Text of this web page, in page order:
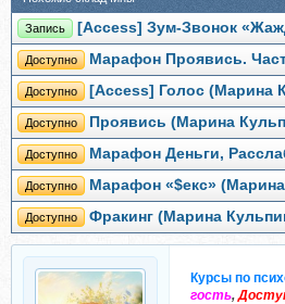
Запись [Access] Зум-Звонок
Доступно Марафон Проявись.
Доступно [Access] Голос (Марина
Доступно Проявись (Марина
Доступно Марафон Деньги,
Доступно Марафон «$екс»
Доступно Фракинг (Марина
Курсы по
гость,